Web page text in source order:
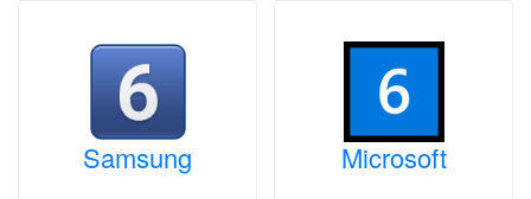
Samsung Microsoft